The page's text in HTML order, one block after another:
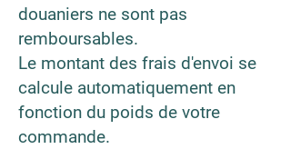
douaniers ne sont pas
remboursables.
Le montant des frais d'envoi se
calcule automatiquement en
fonction du poids de votre
commande.